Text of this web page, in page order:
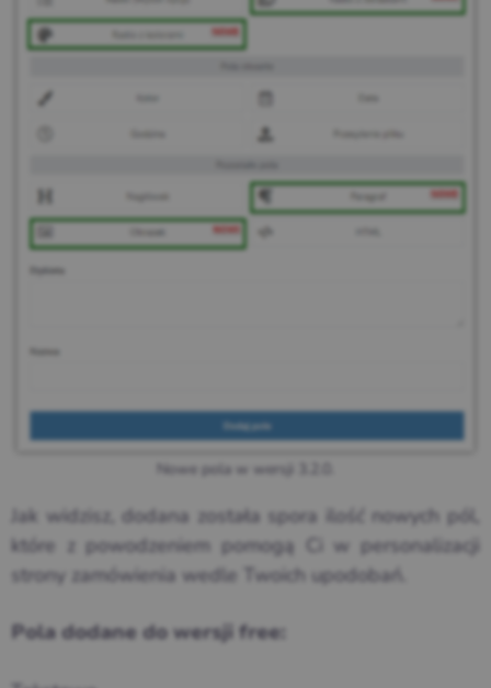
Nowe pola w wersji 3.2.0.
Jak widzisz, dodana została spora ilość nowych pól,
które z powodzeniem pomogą Ci w personalizacji
strony zamówienia wedle Twoich upodobań.
Pola dodane do wersji free: